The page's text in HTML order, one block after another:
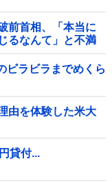
前首相、「本当に
るなんて」と不満
ビラビラまでめくら
由を体験した米大
貸付...